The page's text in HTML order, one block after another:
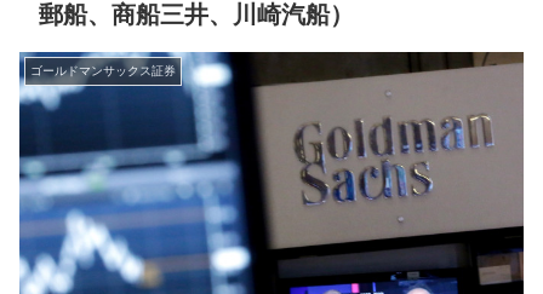
郵船、商船三井、川崎汽船）
ゴールドマンサックス証券